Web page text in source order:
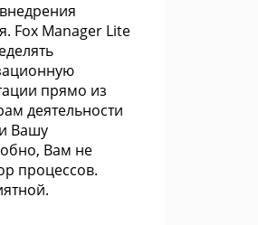
Fox Manager Lite
прямо из
деятельности
Вашу
Вам не
процессов.